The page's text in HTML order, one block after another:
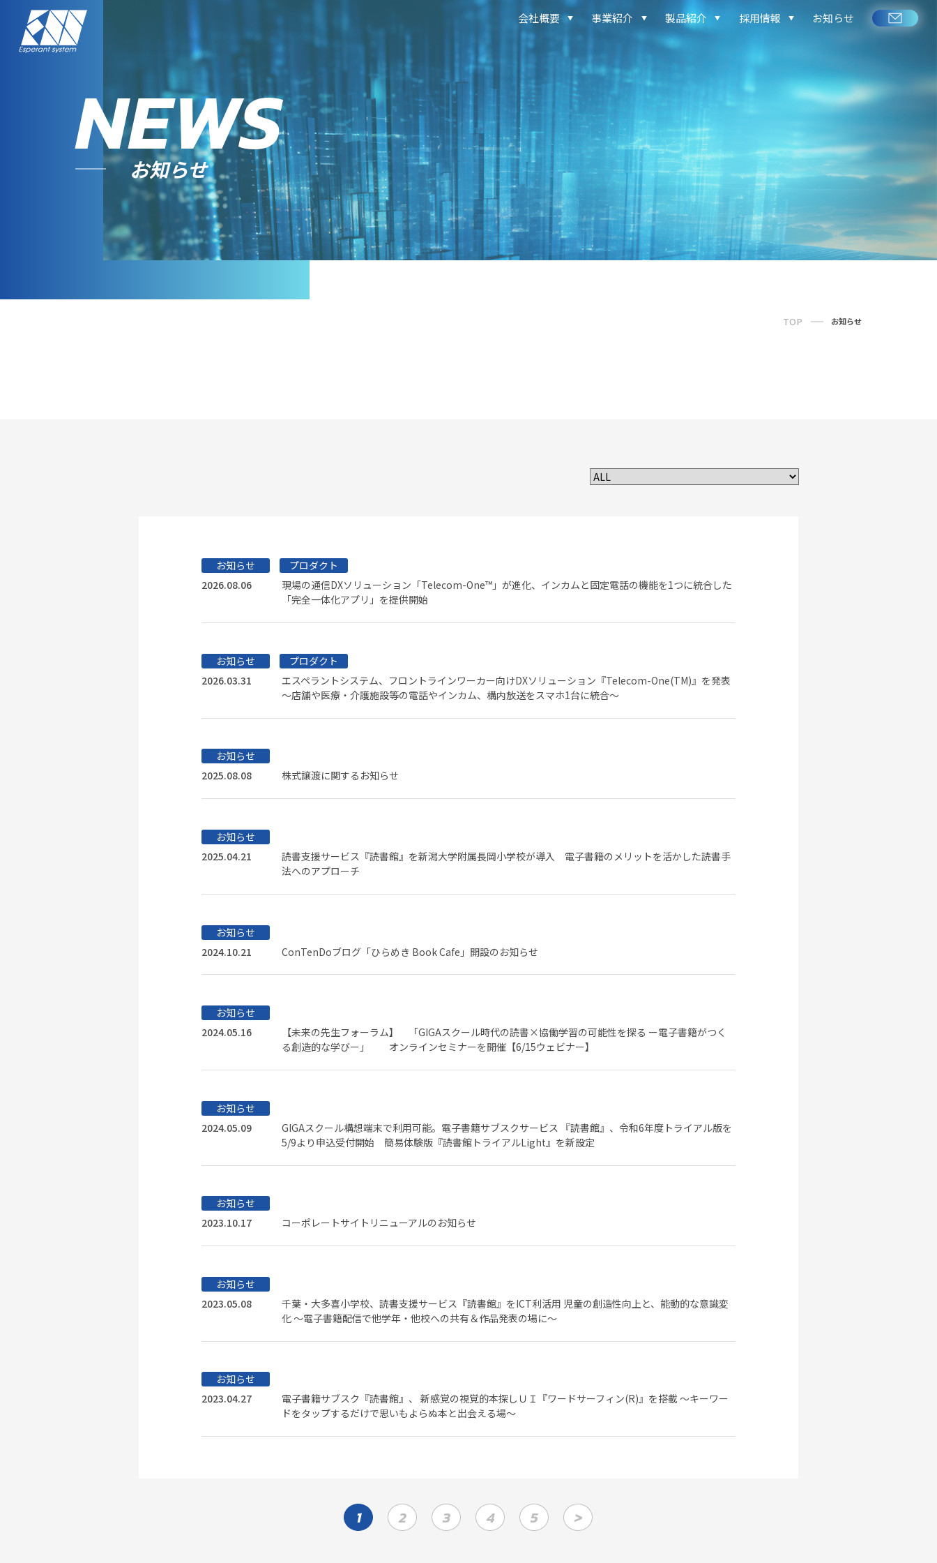
会社概要 事業紹介 製品紹介 採用情報 お知らせ
NEWS
お知らせ
TOP お知らせ
お知らせ
プロダクト
2026.08.06
現場の通信DXソリューション「Telecom-One™」が進化、インカムと固定電話の機能を1つに統合した
「完全一体化アプリ」を提供開始
お知らせ
プロダクト
2026.03.31
エスペラントシステム、フロントラインワーカー向けDXソリューション『Telecom-One(TM)』を発表
～店舗や医療・介護施設等の電話やインカム、構内放送をスマホ1台に統合～
お知らせ
2025.08.08
株式譲渡に関するお知らせ
お知らせ
2025.04.21
読書支援サービス『読書館』を新潟大学附属長岡小学校が導入 電子書籍のメリットを活かした読書手
法へのアプローチ
お知らせ
2024.10.21
ConTenDoブログ「ひらめき Book Cafe」開設のお知らせ
お知らせ
2024.05.16
【未来の先生フォーラム】 「GIGAスクール時代の読書×協働学習の可能性を探る ー電子書籍がつく
る創造的な学びー」 オンラインセミナーを開催【6/15ウェビナー】
お知らせ
2024.05.09
GIGAスクール構想端末で利用可能。電子書籍サブスクサービス 『読書館』、令和6年度トライアル版を
5/9より申込受付開始 簡易体験版『読書館トライアルLight』を新設定
お知らせ
2023.10.17
コーポレートサイトリニューアルのお知らせ
お知らせ
2023.05.08
千葉・大多喜小学校、読書支援サービス『読書館』をICT利活用 児童の創造性向上と、能動的な意識変
化 ～電子書籍配信で他学年・他校への共有＆作品発表の場に～
お知らせ
2023.04.27
電子書籍サブスク『読書館』、 新感覚の視覚的本探しＵＩ『ワードサーフィン(R)』を搭載 ～キーワー
ドをタップするだけで思いもよらぬ本と出会える場～
1 2 3 4 5 >